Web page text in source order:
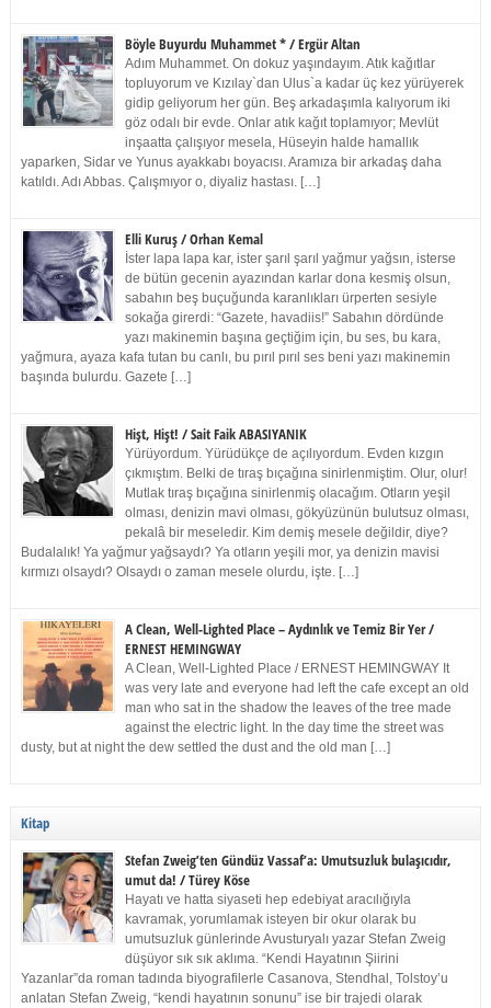
Böyle Buyurdu Muhammet * / Ergür Altan
Adım Muhammet. On dokuz yaşındayım. Atık kağıtlar
topluyorum ve Kızılay`dan Ulus`a kadar üç kez yürüyerek
gidip geliyorum her gün. Beş arkadaşımla kalıyorum iki
göz odalı bir evde. Onlar atık kağıt toplamıyor; Mevlüt
inşaatta çalışıyor mesela, Hüseyin halde hamallık
yaparken, Sidar ve Yunus ayakkabı boyacısı. Aramıza bir arkadaş daha
katıldı. Adı Abbas. Çalışmıyor o, diyaliz hastası. […]
Elli Kuruş / Orhan Kemal
İster lapa lapa kar, ister şarıl şarıl yağmur yağsın, isterse
de bütün gecenin ayazından karlar dona kesmiş olsun,
sabahın beş buçuğunda karanlıkları ürperten sesiyle
sokağa girerdi: “Gazete, havadiis!” Sabahın dördünde
yazı makinemin başına geçtiğim için, bu ses, bu kara,
yağmura, ayaza kafa tutan bu canlı, bu pırıl pırıl ses beni yazı makinemin
başında bulurdu. Gazete […]
Hişt, Hişt! / Sait Faik ABASIYANIK
Yürüyordum. Yürüdükçe de açılıyordum. Evden kızgın
çıkmıştım. Belki de tıraş bıçağına sinirlenmiştim. Olur, olur!
Mutlak tıraş bıçağına sinirlenmiş olacağım. Otların yeşil
olması, denizin mavi olması, gökyüzünün bulutsuz olması,
pekalâ bir meseledir. Kim demiş mesele değildir, diye?
Budalalık! Ya yağmur yağsaydı? Ya otların yeşili mor, ya denizin mavisi
kırmızı olsaydı? Olsaydı o zaman mesele olurdu, işte. […]
A Clean, Well-Lighted Place – Aydınlık ve Temiz Bir Yer /
ERNEST HEMINGWAY
A Clean, Well-Lighted Place / ERNEST HEMINGWAY It
was very late and everyone had left the cafe except an old
man who sat in the shadow the leaves of the tree made
against the electric light. In the day time the street was
dusty, but at night the dew settled the dust and the old man […]
Kitap
Stefan Zweig’ten Gündüz Vassaf’a: Umutsuzluk bulaşıcıdır,
umut da! / Türey Köse
Hayatı ve hatta siyaseti hep edebiyat aracılığıyla
kavramak, yorumlamak isteyen bir okur olarak bu
umutsuzluk günlerinde Avusturyalı yazar Stefan Zweig
düşüyor sık sık aklıma. “Kendi Hayatının Şiirini
Yazanlar”da roman tadında biyografilerle Casanova, Stendhal, Tolstoy’u
anlatan Stefan Zweig, “kendi hayatının sonunu” ise bir trajedi olarak